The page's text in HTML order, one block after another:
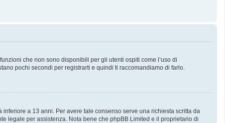
che non sono disponibili per gli utenti ospiti come l’uso di
pochi secondi per registrarti e quindi ti raccomandiamo di farlo.
a 13 anni. Per avere tale consenso serve una richiesta scritta da
legale per assistenza. Nota bene che phpBB Limited e il proprietario di